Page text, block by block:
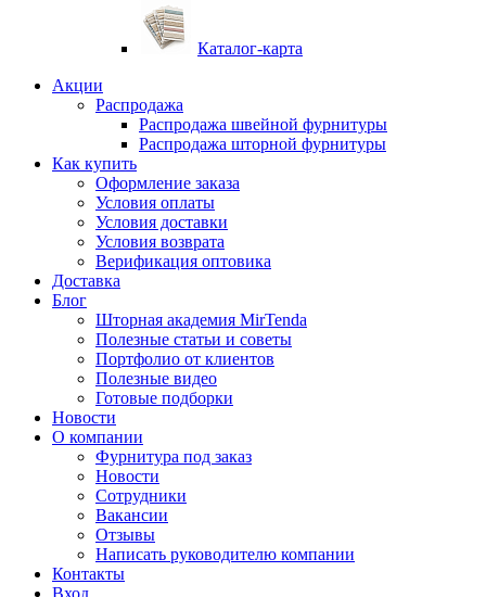
Каталог-карта
Акции
Распродажа
Распродажа швейной фурнитуры
Распродажа шторной фурнитуры
Как купить
Оформление заказа
Условия оплаты
Условия доставки
Условия возврата
Верификация оптовика
Доставка
Блог
Шторная академия MirTenda
Полезные статьи и советы
Портфолио от клиентов
Полезные видео
Готовые подборки
Новости
О компании
Фурнитура под заказ
Новости
Сотрудники
Вакансии
Отзывы
Написать руководителю компании
Контакты
Вход